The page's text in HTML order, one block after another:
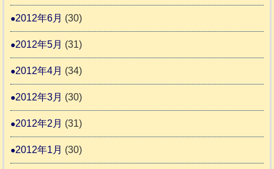
2012年6月 (30)
2012年5月 (31)
2012年4月 (34)
2012年3月 (30)
2012年2月 (31)
2012年1月 (30)